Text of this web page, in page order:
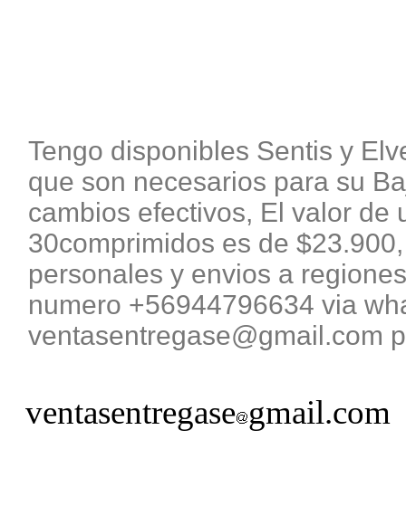
Tengo disponibles Sentis y
que son necesarios para su
cambios efectivos, El valor de
30comprimidos es de
personales y envios a
numero +56944796634 via
ventasentregase@gmail.com
ventasentregase gmail.com